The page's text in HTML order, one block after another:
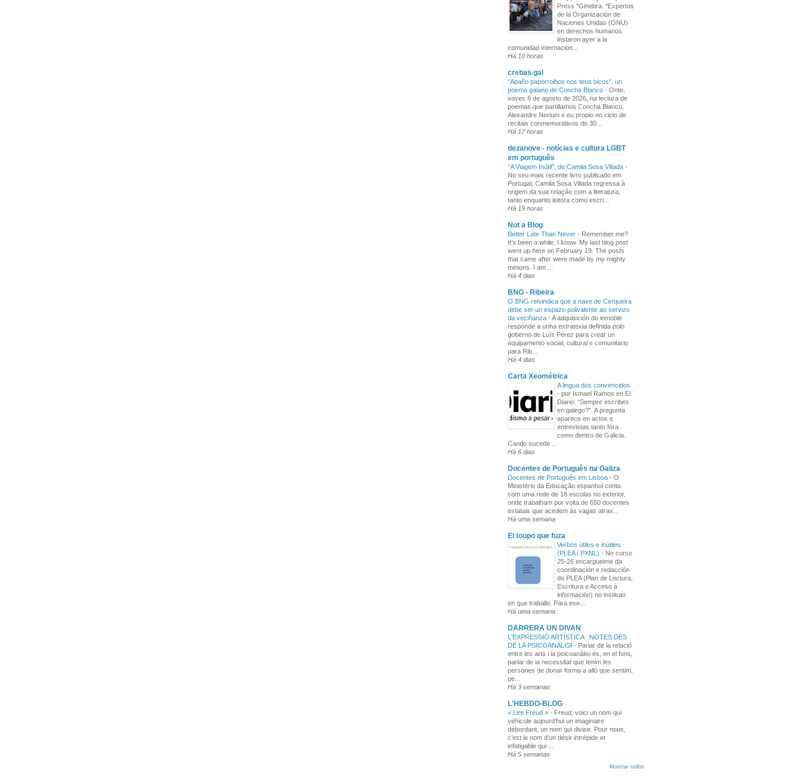
Press *Ginebra. *Expertos
de la Organización de
Naciones Unidas (ONU)
en derechos humanos
instaron ayer a la
comunidad internacion...
Há 10 horas
crebas.gal
“Apaño paporroibos nos teus bicos”, un
poema galano de Concha Blanco - Onte,
xoves 6 de agosto de 2026, na lectura de
poemas que partillamos Concha Blanco,
Alexandre Nerium e eu propio no ciclo de
recitais conmemorativos do 30...
Há 17 horas
dezanove - notícias e cultura LGBT
em português
“A Viagem Inútil”, de Camila Sosa Villada -
No seu mais recente livro publicado em
Portugal, Camila Sosa Villada regressa à
origem da sua relação com a literatura,
tanto enquanto leitora como escri...
Há 19 horas
Not a Blog
Better Late Than Never - Remember me?
It’s been a while, I know. My last blog post
went up here on February 19. The posts
that came after were made by my mighty
minions. I am ...
Há 4 dias
BNG - Ribeira
O BNG reivindica que a nave de Cerqueira
debe ser un espazo polivalente ao servizo
da veciñanza - A adquisición do inmoble
responde a unha estratexia definida polo
goberno de Luís Pérez para crear un
equipamento social, cultural e comunitario
para Rib...
Há 4 dias
Carta Xeométrica
A lingua dos convencidos
- por Ismael Ramos en El
Diario: “Sempre escribes
en galego?”. A pregunta
aparece en actos e
entrevistas tanto fóra
como dentro de Galicia.
Cando sucede ...
Há 6 dias
Docentes de Português na Galiza
Docentes de Português em Lisboa - O
Ministério da Educação espanhol conta
com uma rede de 18 escolas no exterior,
onde trabalham por volta de 650 docentes
estatais que acedem às vagas atrav...
Há uma semana
El toupo que fuza
Verbos útiles e inútiles
(PLEA / PXNL) - No curso
25-26 encargueime da
coordinación e redacción
do PLEA (Plan de Lectura,
Escritura e Acceso á
información) no instituto
en que traballo. Para ese...
Há uma semana
DARRERA UN DIVAN
L'EXPRESSIÓ ARTÍSTICA : NOTES DES
DE LA PSICOANÀLISI - Parlar de la relació
entre les arts i la psicoanàlisi és, en el fons,
parlar de la necessitat que tenim les
persones de donar forma a allò que sentim,
pe...
Há 3 semanas
L'HEBDO-BLOG
« Lire Freud » - Freud, voici un nom qui
véhicule aujourd’hui un imaginaire
débordant, un nom qui divise. Pour nous,
c’est le nom d’un désir intrépide et
infatigable qui ...
Há 5 semanas
Mostrar todos